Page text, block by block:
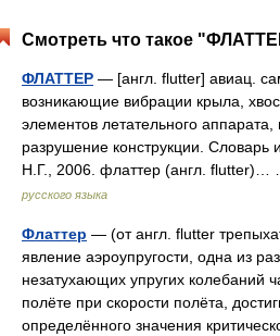
Смотреть что такое
ФЛАТТЕР — [англ. flutter] авиац.
возникающие вибрации крыла,
элементов летательного
разрушение конструкции. Словарь
Н.Г., 2006. флаттер (англ.
русского языка
Флаттер — (от англ. flutter
явление аэроупругости, одна из
незатухающих упругих колебаний
полёте при скорости полёта,
определённого значения